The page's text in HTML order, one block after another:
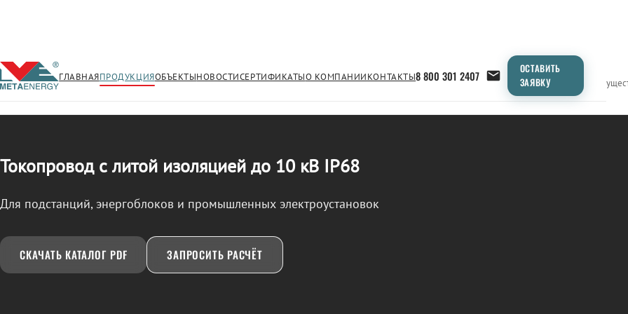
ГЛАВНАЯПРОДУКЦИЯОБЪЕКТЫНОВОСТИСЕРТИФИКАТЫО КОМПАНИИКОНТАКТЫ8 800 301 2407
ОСТАВИТЬ
ЗАЯВКУ
← Продукция/ТОКОПРОВОД Применение Продукция ТипоразмерыСравнение
Токопровод с литой изоляцией до 10 кВ IP68
Для подстанций, энергоблоков и промышленных электроустановок
СКАЧАТЬ КАТАЛОГ PDF ЗАПРОСИТЬ РАСЧЁТ